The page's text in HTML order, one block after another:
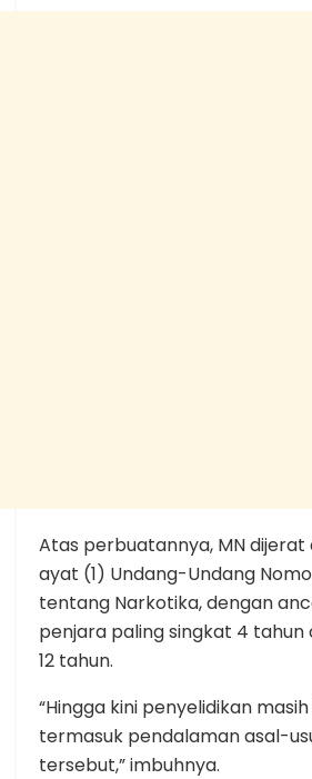
Atas perbuatannya, MN dijerat
ayat (1) Undang-Undang
tentang Narkotika, dengan
penjara paling singkat 4 tahun
12 tahun.
“Hingga kini penyelidikan
termasuk pendalaman asal-
tersebut,” imbuhnya.